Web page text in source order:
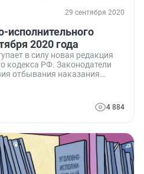
29 сентября 2020
исполнительного
2020 года
в силу новая редакция
кодекса РФ. Законодатели
отбывания наказания
4 884